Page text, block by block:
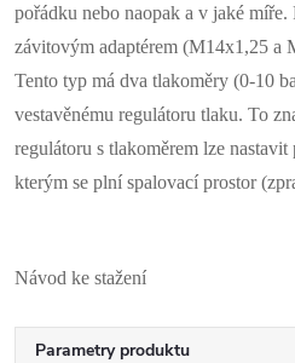
pořádku nebo naopak a v jaké
závitovým adaptérem (M14x1,25 a
Tento typ má dva tlakoměry (0-10
vestavěnému regulátoru tlaku. To
regulátoru s tlakoměrem lze
kterým se plní spalovací prostor
Návod ke stažení
Parametry produktu